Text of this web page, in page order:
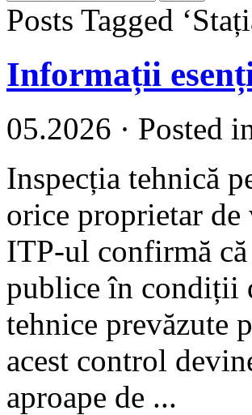
Posts Tagged
Informații
05.2026 · Posted
Inspecția tehnică
orice proprietar de
ITP-ul confirmă
publice în condiții
tehnice prevăzute
acest control
aproape de ...